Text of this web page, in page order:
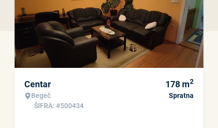
Centar
Begeč
ŠIFRA: #500434
178 m2
Spratna